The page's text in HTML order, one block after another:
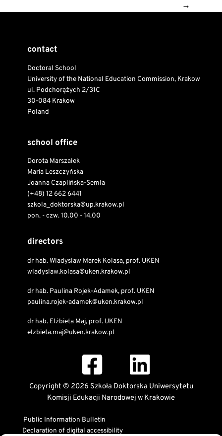
→
contact
Doctoral School
University of the National Education Commission, Krakow
ul. Podchorążych 2/31C
30-084 Krakow
Poland
school office
Dorota Marszałek
Maria Leszczyńska
Joanna Czaplińska-Semla
(+48) 12 662 6441
szkola_doktorska@up.krakow.pl
pon. - czw. 10.00 - 14.00
directors
dr hab. Wladyslaw Marek Kolasa, prof. UKEN
wladyslaw.kolasa@uken.krakow.pl
dr hab. Paulina Rojek-Adamek, prof. UKEN
paulina.rojek-adamek@uken.krakow.pl
dr hab. Elżbieta Maj, prof. UKEN
elzbieta.maj@uken.krakow.pl
Copyright © 2026 Szkoła Doktorska Uniwersytetu
Komisji Edukacji Narodowej w Krakowie
Public Information Bulletin
Declaration of digital accessibility